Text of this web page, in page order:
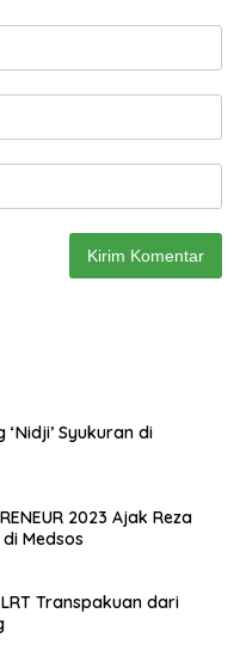
Syukuran di
2023 Ajak Reza
Medsos
Transpakuan dari